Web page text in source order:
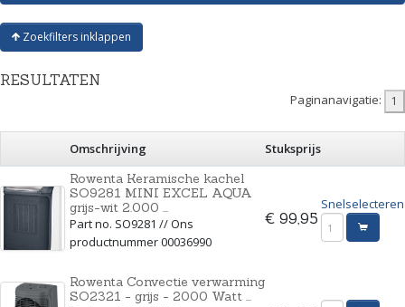
Zoekfilters inklappen
RESULTATEN
Paginanavigatie:
Omschrijving
Stuksprijs
Rowenta Keramische kachel
SO9281 MINI EXCEL AQUA
grijs-wit 2.000 ...
Part no. SO9281 // Ons
productnummer 00036990
€ 99,95
Snelselecteren
Rowenta Convectie verwarming
SO2321 - grijs - 2000 Watt ...